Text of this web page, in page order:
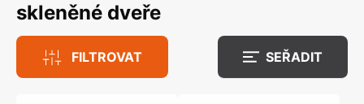
skleněné dveře
FILTROVAT SEŘADIT